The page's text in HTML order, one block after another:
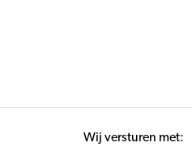
Wij versturen met: